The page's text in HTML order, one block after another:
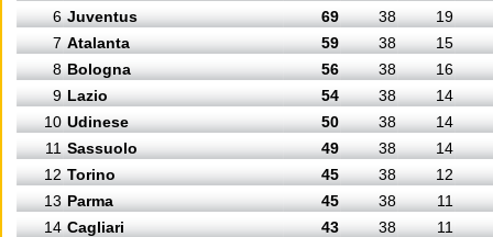
6 Juventus 69 38
19
7 Atalanta 59 38
15
8 Bologna 56 38
16
9 Lazio 54 38
14
10 Udinese 50 38
14
11 Sassuolo 49 38
14
12 Torino 45 38
12
13 Parma 45 38
11
14 Cagliari 43 38
11